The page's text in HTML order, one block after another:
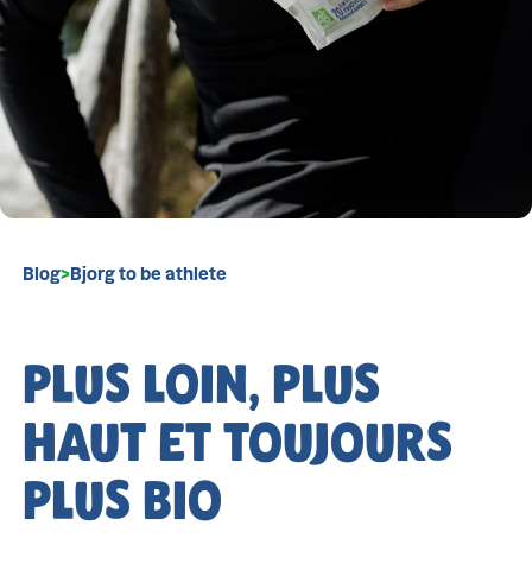
Blog>Bjorg to be athlete
PLUS LOIN, PLUS
HAUT ET TOUJOURS
PLUS BIO